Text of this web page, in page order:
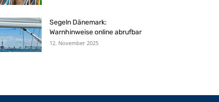
Segeln Dänemark:
Warnhinweise online abrufbar
12. November 2025